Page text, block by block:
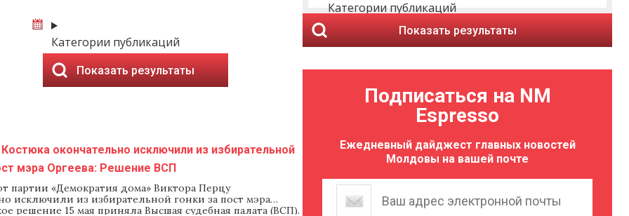
Категории публикаций
Показать результаты
окончательно исключили из избирательной
мэра Оргеева: Решение ВСП
партии «Демократия дома» Виктора Перцу
исключили из избирательной гонки за пост мэра
решение 15 мая приняла Высшая судебная палата (ВСП).
Категории публикаций
Показать результаты
Подписаться на NM
Espresso
Ежедневный дайджест главных новостей
Молдовы на вашей почте